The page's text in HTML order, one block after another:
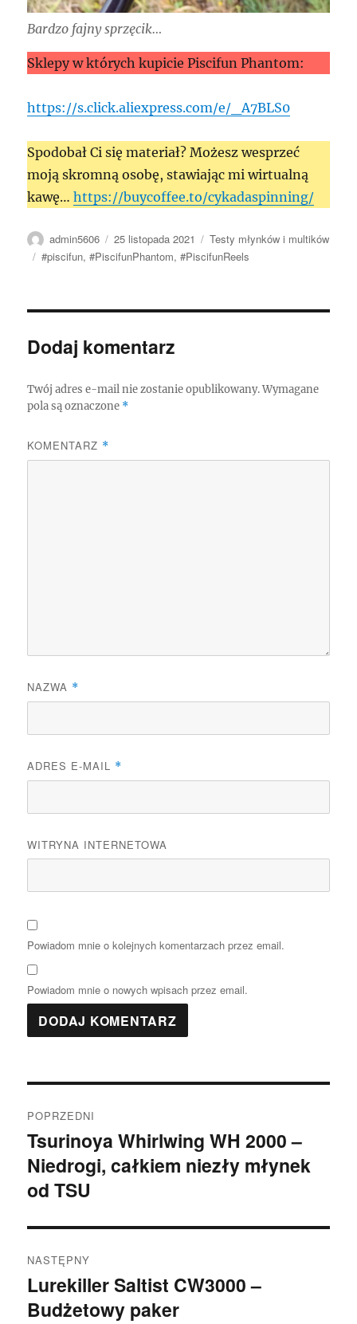
Bardzo fajny sprzęcik…
Sklepy w których kupicie Piscifun Phantom:
https://s.click.aliexpress.com/e/_A7BLS0
Spodobał Ci się materiał? Możesz wesprzeć
moją skromną osobę, stawiając mi wirtualną
kawę…https://buycoffee.to/cykadaspinning/
Autor
admin5606
Data
publikacji
25 listopada 2021 Kategorie
Testy młynków i multików
Tagi
#piscifun,#PiscifunPhantom,#PiscifunReels
Dodaj komentarz
Twój adres e-mail nie zostanie opublikowany. Wymagane
pola są oznaczone *
KOMENTARZ *
NAZWA *
ADRES E-MAIL *
WITRYNA INTERNETOWA
Powiadom mnie o kolejnych komentarzach przez email.
Powiadom mnie o nowych wpisach przez email.
wpisu
POPRZEDNI
Poprzedni
wpis:
Tsurinoya Whirlwing WH 2000 –
Niedrogi, całkiem niezły młynek
od TSU
NASTĘPNY
Następny
wpis:
Lurekiller Saltist CW3000 –
Budżetowy paker